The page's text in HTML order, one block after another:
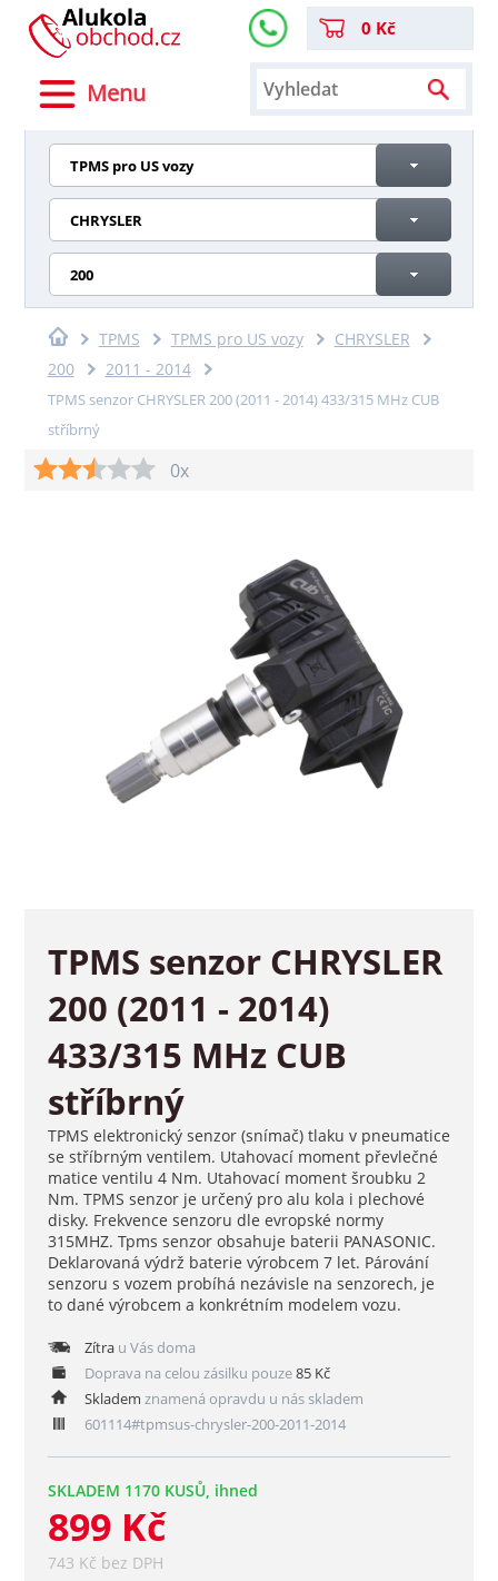
Menu
0 Kč
TPMS pro US vozy
CHRYSLER
200
TPMS TPMS pro US vozy
CHRYSLER
200
2011 - 2014
TPMS senzor CHRYSLER 200 (2011 - 2014) 433/315 MHz CUB
stříbrný
0x
TPMS senzor CHRYSLER
200 (2011 - 2014)
433/315 MHz CUB
stříbrný
TPMS elektronický senzor (snímač) tlaku v pneumatice
se stříbrným ventilem. Utahovací moment převlečné
matice ventilu 4 Nm. Utahovací moment šroubku 2
Nm. TPMS senzor je určený pro alu kola i plechové
disky. Frekvence senzoru dle evropské normy
315MHZ. Tpms senzor obsahuje baterii PANASONIC.
Deklarovaná výdrž baterie výrobcem 7 let. Párování
senzoru s vozem probíhá nezávisle na senzorech, je
to dané výrobcem a konkrétním modelem vozu.
Zítrau Vás doma
Doprava na celou zásilku pouze85 Kč
Skladem znamená opravdu u nás skladem
601114#tpmsus-chrysler-200-2011-2014
SKLADEM 1170 KUSŮ, ihned
899 Kč
743 Kč bez DPH